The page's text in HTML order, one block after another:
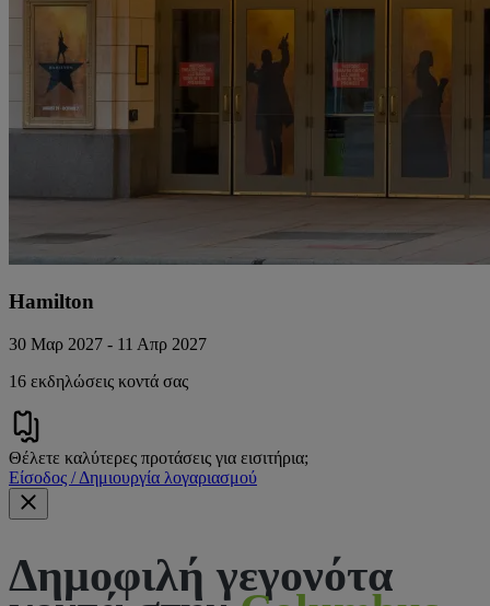
Hamilton
30 Μαρ 2027 - 11 Απρ 2027
16 εκδηλώσεις κοντά σας
Θέλετε καλύτερες προτάσεις για εισιτήρια;
Είσοδος / Δημιουργία λογαριασμού
Δημοφιλή γεγονότα